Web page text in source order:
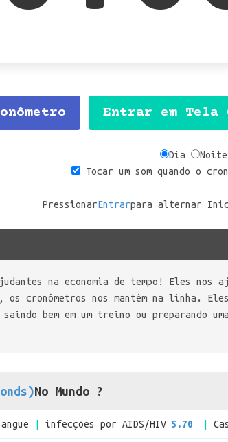
Entrar em Tela
Dia
Noite
Tocar um som quando o
PressionarEntrarpara alternar
na economia de tempo! Eles
cronômetros nos mantêm na linha.
bem em um treino ou preparando
No Mundo ?
infecções por AIDS/HIV 5.70